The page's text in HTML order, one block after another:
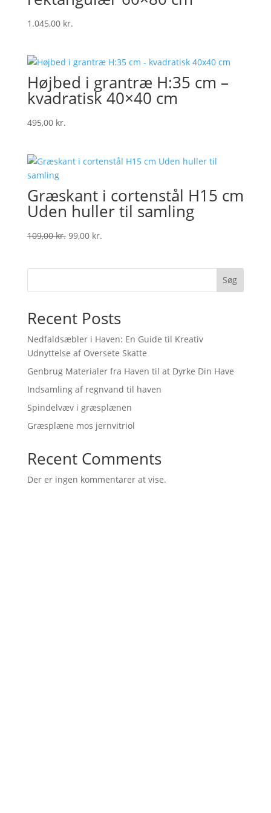
1.045,00 kr.
Højbed i grantræ H:35 cm –
kvadratisk 40×40 cm
495,00 kr.
Græskant i cortenstål H15 cm
Uden huller til samling
109,00kr. Original
99,00 kr.Current
Søg
Recent Posts
Nedfaldsæbler i Haven: En Guide til Kreativ
Udnyttelse af Oversete Skatte
Genbrug Materialer fra Haven til at Dyrke Din Have
Indsamling af regnvand til haven
Spindelvæv i græsplænen
Græsplæne mos jernvitriol
Recent Comments
Der er ingen kommentarer at vise.